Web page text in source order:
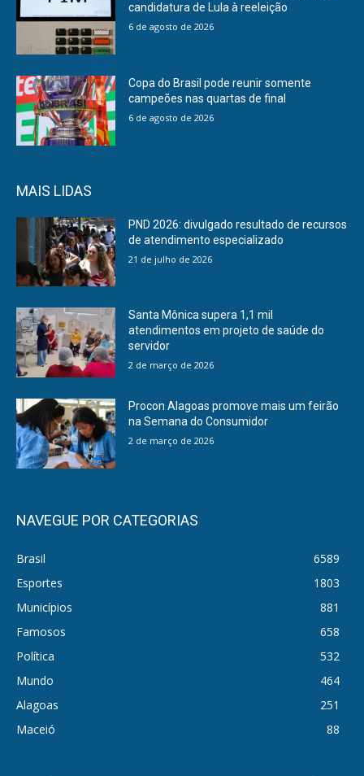
candidatura de Lula à reeleição
6 de agosto de 2026
Copa do Brasil pode reunir somente
campeões nas quartas de final
6 de agosto de 2026
MAIS LIDAS
PND 2026: divulgado resultado de recursos
de atendimento especializado
21 de julho de 2026
Santa Mônica supera 1,1 mil
atendimentos em projeto de saúde do
servidor
2 de março de 2026
Procon Alagoas promove mais um feirão
na Semana do Consumidor
2 de março de 2026
NAVEGUE POR CATEGORIAS
Brasil
6589
Esportes
1803
Municípios
881
Famosos
658
Política
532
Mundo
464
Alagoas
251
Maceió
88